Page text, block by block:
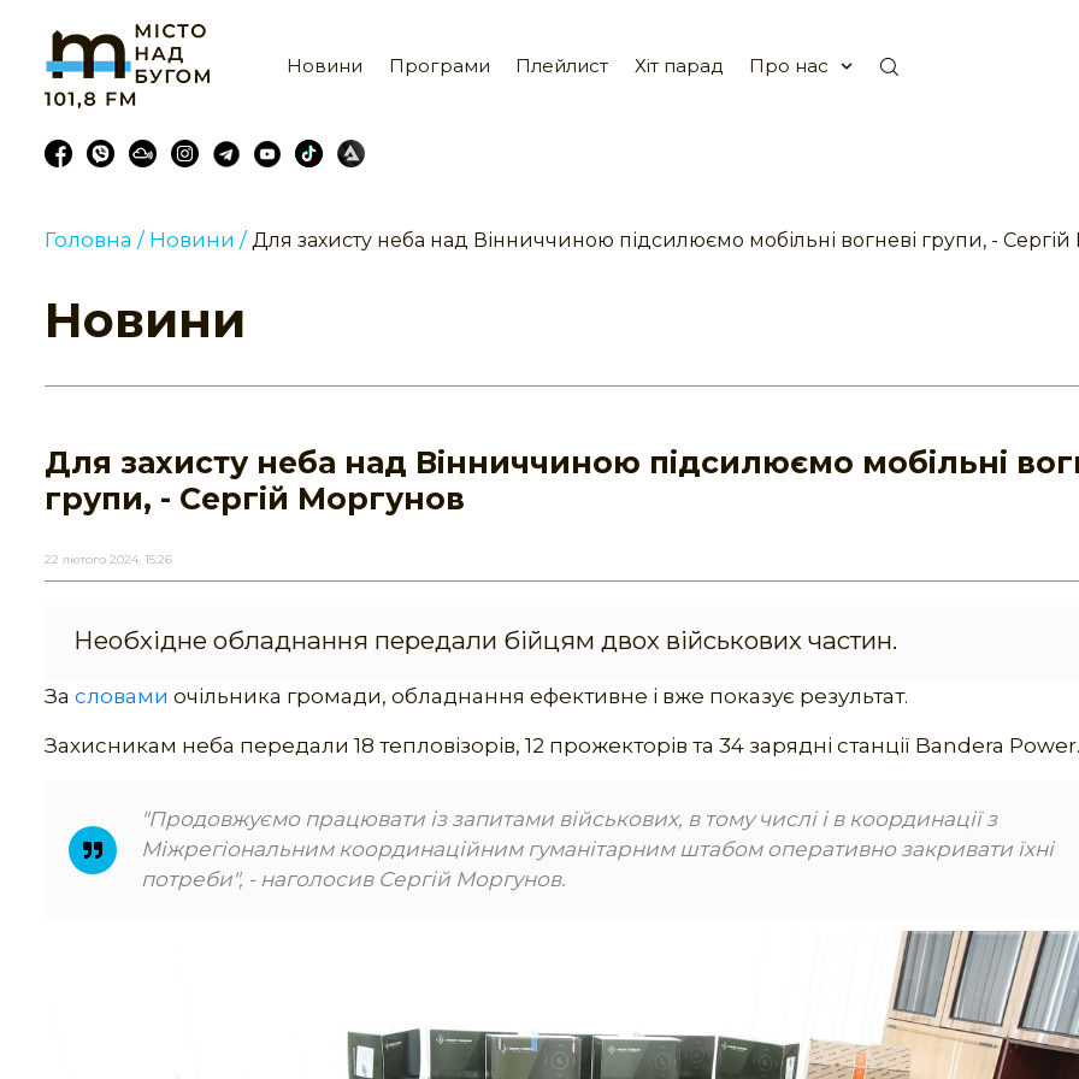
Новини Програми Плейлист Хіт парад Про нас
Головна / Новини / Для захисту неба над Вінниччиною підсилюємо мобільні вогневі групи, -
Новини
Для захисту неба над Вінниччиною підсилюємо мобільні
групи, - Сергій Моргунов
22 лютого 2024, 15:26
Необхідне обладнання передали бійцям двох військових частин.
За словами очільника громади, обладнання ефективне і вже показує результат.
Захисникам неба передали 18 тепловізорів, 12 прожекторів та 34 зарядні станції Bandera Power.
"Продовжуємо працювати із запитами військових, в тому числі і в координації з
Міжрегіональним координаційним гуманітарним штабом оперативно закривати їхні
потреби", - наголосив Сергій Моргунов.